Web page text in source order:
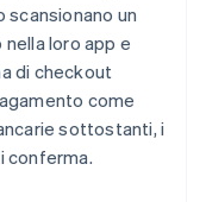
scansionano un
loro app e
di checkout
come
sottostanti, i
conferma.